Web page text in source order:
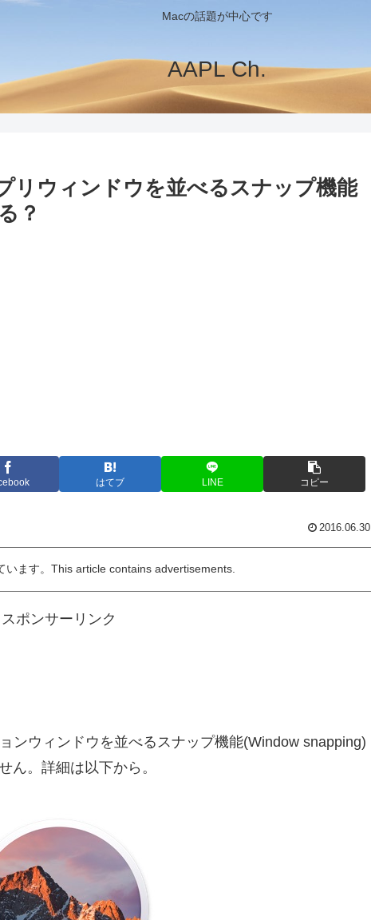
Macの話題が中心です
AAPL Ch.
リウィンドウを並べるスナップ機能
？
はてブ LINE コピー
2016.06.30
います。This article contains advertisements.
スポンサーリンク
ンウィンドウを並べるスナップ機能(Window snapping)
ん。詳細は以下から。